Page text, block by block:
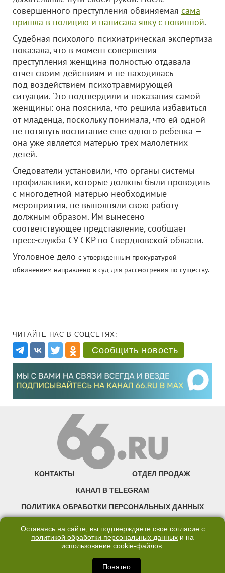
совершенного преступления обвиняемая сама
пришла в полицию и написала явку с повинной.
Судебная психолого-психиатрическая экспертиза
показала, что в момент совершения
преступления женщина полностью отдавала
отчет своим действиям и не находилась
под воздействием психотравмирующей
ситуации. Это подтвердили и показания самой
женщины: она пояснила, что решила избавиться
от младенца, поскольку понимала, что ей одной
не потянуть воспитание еще одного ребенка —
она уже является матерью трех малолетних
детей.
Следователи установили, что органы системы
профилактики, которые должны были проводить
с многодетной матерью необходимые
мероприятия, не выполняли свою работу
должным образом. Им вынесено
соответствующее представление, сообщает
пресс-служба СУ СКР по Свердловской области.
Уголовное дело с утвержденным прокуратурой
обвинением направлено в суд для рассмотрения по существу.
ЧИТАЙТЕ НАС В СОЦСЕТЯХ:
Сообщить новость
КОНТАКТЫ ОТДЕЛ ПРОДАЖ
КАНАЛ В TELEGRAM
ПОЛИТИКА ОБРАБОТКИ ПЕРСОНАЛЬНЫХ ДАННЫХ
©2007—2025 66.RU. Воспроизведение, сообщение, доведение до всеобщего
правообладателя запрещено. Сетевое издание «Современный портал
Екатеринбурга — «66.ru» (18+) зарегистрировано Федеральной службой по
Оставаясь на сайте, вы подтверждаете свое согласие с
политикой обработки персональных данных и на
использование cookie-файлов.
Понятно